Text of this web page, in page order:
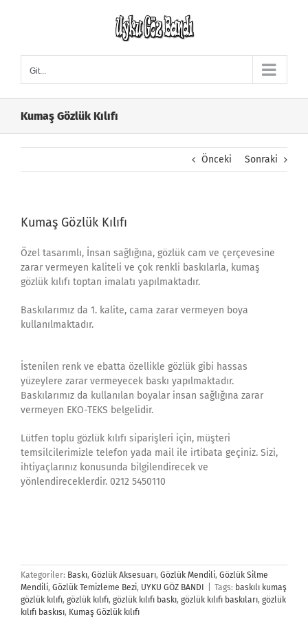
Git...
Kumaş Gözlük Kılıfı
Önceki Sonraki
Kumaş Gözlük Kılıfı
Özel tasarımlı, İnsan sağlığına, gözlük cam ve çerçevesine
zarar vermeyen kaliteli ve çok renkli baskılarla, kumaş
gözlük kılıfı toptan imalatı yapılmaktadır.
Baskılarımız da 1. kalite, cama zarar vermeyen boya
kullanılmaktadır.
İstenilen renk ve ebatta özellikle gözlük gibi hassas
yüzeylere zarar vermeyecek baskı yapılmaktadır.
Baskılarımız da kullanılan boyalar insan sağlığına zarar
vermeyen EKO-TEKS belgelidir.
Lütfen toplu gözlük kılıfı siparişleri için, müşteri
temsilcilerimizle telefon yada mail ile irtibata geçiniz. Sizi,
ihtiyaçlarınız konusunda bilgilendirecek ve
yönlendireceklerdir. 0212 5450110
Kategoriler: Baskı, Gözlük Aksesuarı, Gözlük Mendili, Gözlük Silme
Mendili, Gözlük Temizleme Bezi, UYKU GÖZ BANDI Tags: baskılı kumaş
gözlük kılıfı, gözlük kılıfı, gözlük kılıfı baskı, gözlük kılıfı baskıları, gözlük
kılıfı baskısı, Kumaş Gözlük kılıfı